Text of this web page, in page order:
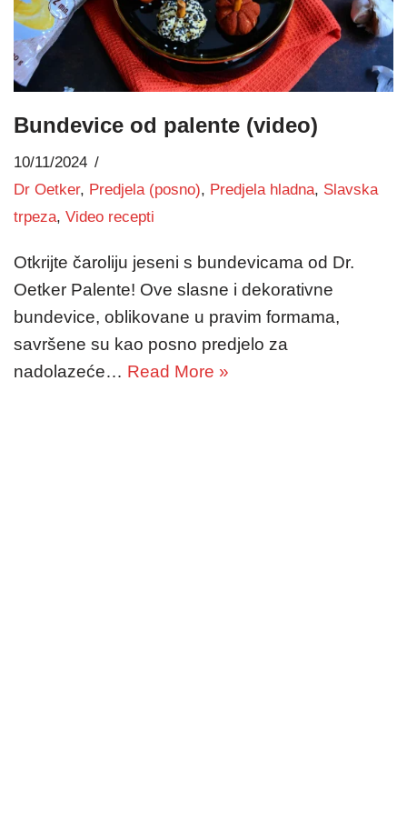
Bundevice od palente (video)
10/11/2024
Dr Oetker, Predjela (posno), Predjela hladna, Slavska
trpeza, Video recepti
Otkrijte čaroliju jeseni s bundevicama od Dr.
Oetker Palente! Ove slasne i dekorativne
bundevice, oblikovane u pravim formama,
savršene su kao posno predjelo za
nadolazeće… Read More »